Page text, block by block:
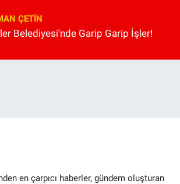
ÇETIN
Belediyesi'nde Garip Garip İşler!
en çarpıcı haberler, gündem oluşturan